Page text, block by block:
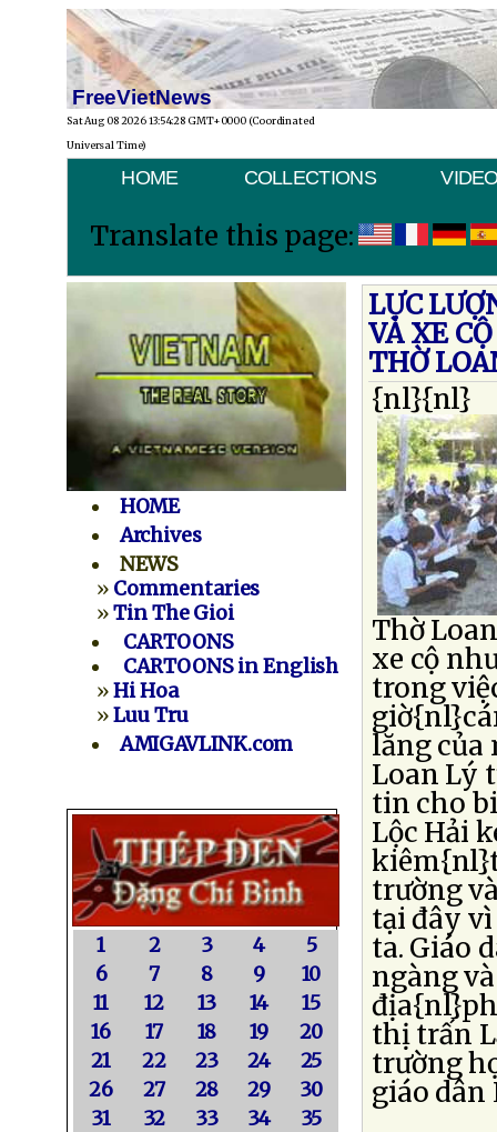
FreeVietNews
Sat Aug 08 2026 13:54:28 GMT+0000 (Coordinated
Universal Time)
HOME COLLECTIONS
Translate this page:
HOME
Archives
NEWS
» Commentaries
»Tin The Gioi
CARTOONS
CARTOONS in English
»Hi Hoa
»Luu Tru
AMIGAVLINK.com
1 2 3 4
5
6
7 8 9
10
11
12 13 14
15
16
17 18 19
20
21
22 23 24
25
26
27 28 29
30
31
32 33 34
35
LỰC
VÀ XE
THỜ
{nl}{nl}
Thờ
xe cộ
trong
lăng của
Loan Lý
tin cho
Lộc Hải
trường
tại đây
ta. Giáo
ngàng
thị trấn
trường
giáo dân